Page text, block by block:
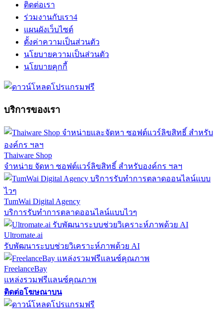
ติดต่อเรา
ร่วมงานกับเรา4
แผนผังเว็บไซต์
ตั้งค่าความเป็นส่วนตัว
นโยบายความเป็นส่วนตัว
นโยบายคุกกี้
บริการของเรา
Thaiware Shop
จำหน่าย จัดหา ซอฟต์แวร์ลิขสิทธิ์ สำหรับองค์กร ฯลฯ
TumWai Digital Agency
บริการรับทำการตลาดออนไลน์แบบไวๆ
Ultromate.ai
รับพัฒนาระบบช่วยวิเคราะห์ภาพด้วย AI
FreelanceBay
แหล่งรวมฟรีแลนซ์คุณภาพ
ติดต่อโฆษณาบน